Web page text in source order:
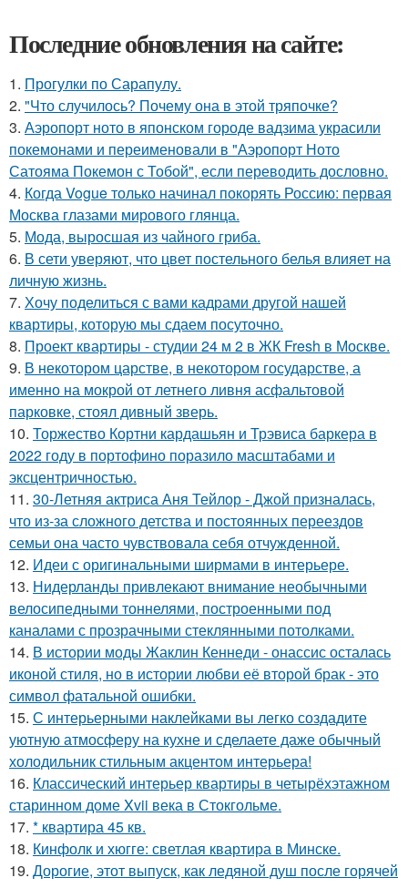
Последние обновления на сайте:
1. Прогулки по Сарапулу.
2. "Что случилось? Почему она в этой тряпочке?
3. Аэропорт ното в японском городе вадзима украсили
покемонами и переименовали в "Аэропорт Ното
Сатояма Покемон с Тобой", если переводить дословно.
4. Когда Vogue только начинал покорять Россию: первая
Москва глазами мирового глянца.
5. Мода, выросшая из чайного гриба.
6. В сети уверяют, что цвет постельного белья влияет на
личную жизнь.
7. Хочу поделиться с вами кадрами другой нашей
квартиры, которую мы сдаем посуточно.
8. Проект квартиры - студии 24 м 2 в ЖК Fresh в Москве.
9. В некотором царстве, в некотором государстве, а
именно на мокрой от летнего ливня асфальтовой
парковке, стоял дивный зверь.
10. Торжество Кортни кардашьян и Трэвиса баркера в
2022 году в портофино поразило масштабами и
эксцентричностью.
11. 30-Летняя актриса Аня Тейлор - Джой призналась,
что из-за сложного детства и постоянных переездов
семьи она часто чувствовала себя отчужденной.
12. Идеи с оригинальными ширмами в интерьере.
13. Нидерланды привлекают внимание необычными
велосипедными тоннелями, построенными под
каналами с прозрачными стеклянными потолками.
14. В истории моды Жаклин Кеннеди - онассис осталась
иконой стиля, но в истории любви её второй брак - это
символ фатальной ошибки.
15. С интерьерными наклейками вы легко создадите
уютную атмосферу на кухне и сделаете даже обычный
холодильник стильным акцентом интерьера!
16. Классический интерьер квартиры в четырёхэтажном
старинном доме Xvii века в Стокгольме.
17. * квартира 45 кв.
18. Кинфолк и хюгге: светлая квартира в Минске.
19. Дорогие, этот выпуск, как ледяной душ после горячей